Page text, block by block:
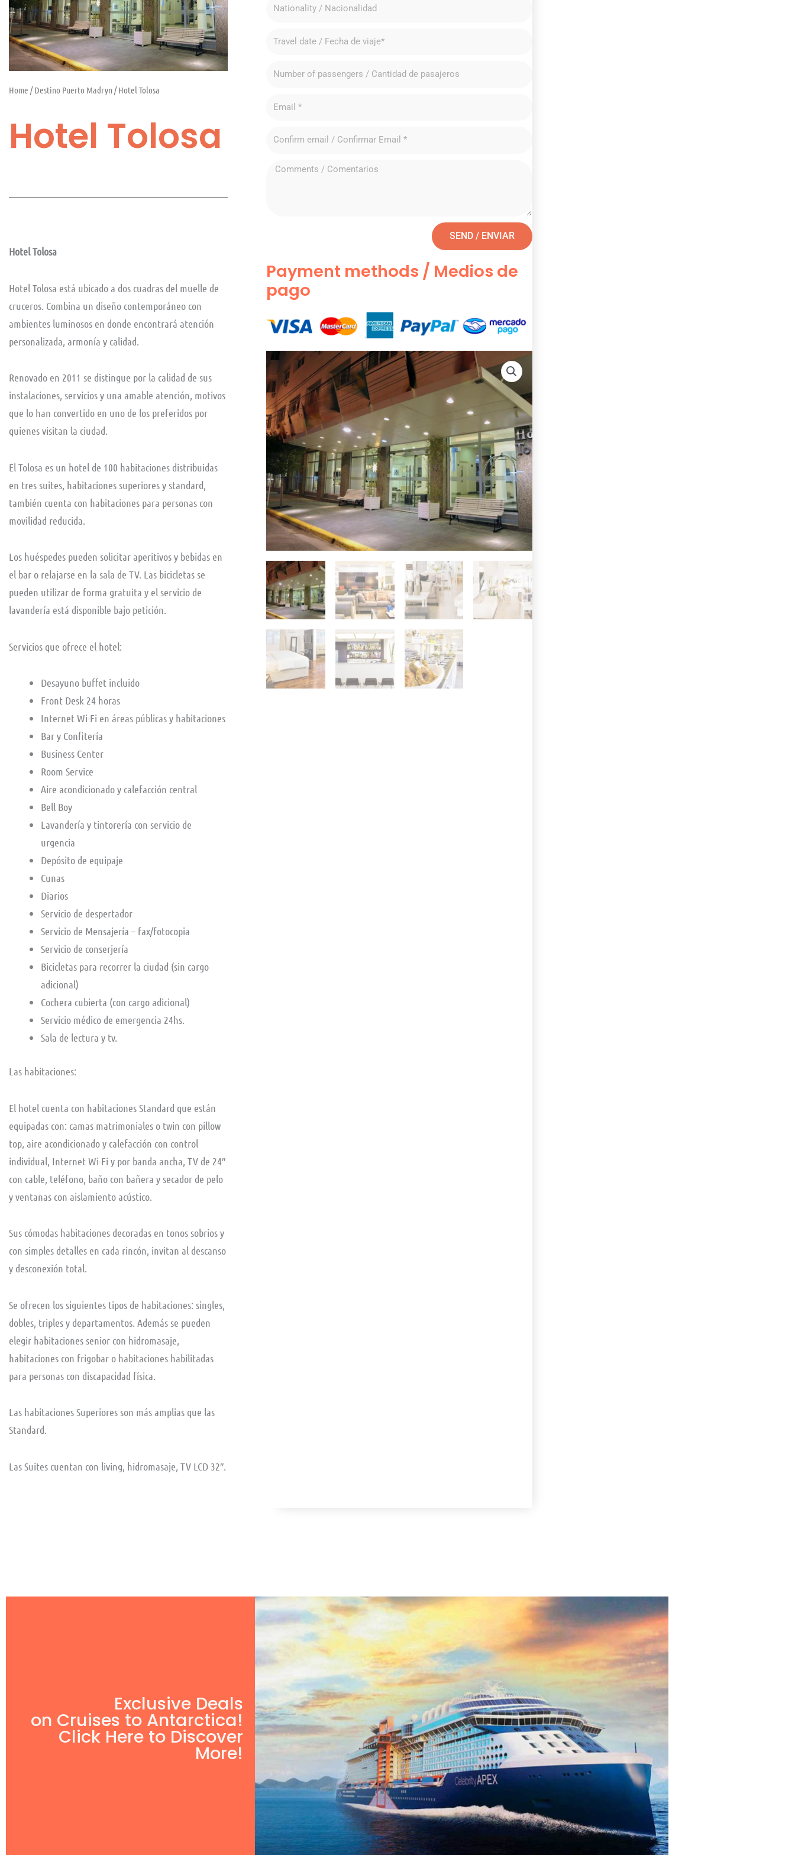
Home /Destino Puerto Madryn / Hotel Tolosa
Hotel Tolosa
Hotel Tolosa
Hotel Tolosa está ubicado a dos cuadras del muelle de
cruceros. Combina un diseño contemporáneo con
ambientes luminosos en donde encontrará atención
personalizada, armonía y calidad.
Renovado en 2011 se distingue por la calidad de sus
instalaciones, servicios y una amable atención, motivos
que lo han convertido en uno de los preferidos por
quienes visitan la ciudad.
El Tolosa es un hotel de 100 habitaciones distribuidas
en tres suites, habitaciones superiores y standard,
también cuenta con habitaciones para personas con
movilidad reducida.
Los huéspedes pueden solicitar aperitivos y bebidas en
el bar o relajarse en la sala de TV. Las bicicletas se
pueden utilizar de forma gratuita y el servicio de
lavandería está disponible bajo petición.
Servicios que ofrece el hotel:
Desayuno buffet incluido
Front Desk 24 horas
Internet Wi-Fi en áreas públicas y habitaciones
Bar y Confitería
Business Center
Room Service
Aire acondicionado y calefacción central
Bell Boy
Lavandería y tintorería con servicio de
urgencia
Depósito de equipaje
Cunas
Diarios
Servicio de despertador
Servicio de Mensajería – fax/fotocopia
Servicio de conserjería
Bicicletas para recorrer la ciudad (sin cargo
adicional)
Cochera cubierta (con cargo adicional)
Servicio médico de emergencia 24hs.
Sala de lectura y tv.
Las habitaciones:
El hotel cuenta con habitaciones Standard que están
equipadas con: camas matrimoniales o twin con pillow
top, aire acondicionado y calefacción con control
individual, Internet Wi-Fi y por banda ancha, TV de 24″
con cable, teléfono, baño con bañera y secador de pelo
y ventanas con aislamiento acústico.
Sus cómodas habitaciones decoradas en tonos sobrios y
con simples detalles en cada rincón, invitan al descanso
y desconexión total.
Se ofrecen los siguientes tipos de habitaciones: singles,
dobles, triples y departamentos. Además se pueden
elegir habitaciones senior con hidromasaje,
habitaciones con frigobar o habitaciones habilitadas
para personas con discapacidad física.
Las habitaciones Superiores son más amplias que las
Standard.
Las Suites cuentan con living, hidromasaje, TV LCD 32″.
SEND / ENVIAR
Payment methods / Medios de
pago
Exclusive Deals
on Cruises to Antarctica!
Click Here to Discover
More!